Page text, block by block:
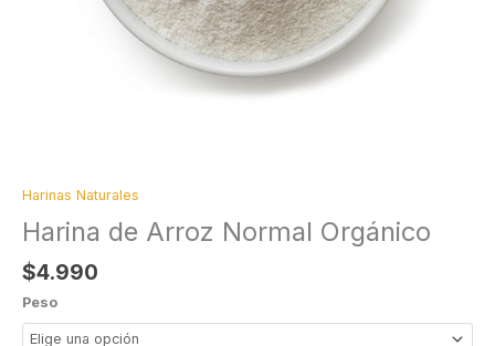
Harinas Naturales
Harina de Arroz Normal Orgánico
$4.990
Peso